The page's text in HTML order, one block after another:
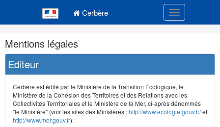
Cerbère Toggle
Navigation
et
outils
annexes
Mentions légales
Editeur
Cerbère est édité par le Ministère de la Transition Écologique, le
Ministère de la Cohésion des Territoires et des Relations avec les
Collectivités Terrritoriales et le Ministère de la Mer, ci-après dénommés
"le Ministère" (voir les sites des Ministères :http://www.ecologie.gouv.fr/et
http://www.mer.gouv.fr).